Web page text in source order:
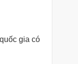
gia có